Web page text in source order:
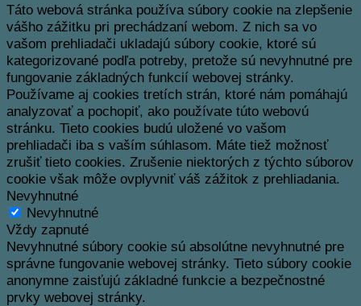
Táto webová stránka používa súbory cookie na zlepšenie
vášho zážitku pri prechádzaní webom. Z nich sa vo
vašom prehliadači ukladajú súbory cookie, ktoré sú
kategorizované podľa potreby, pretože sú nevyhnutné pre
fungovanie základných funkcií webovej stránky.
Používame aj cookies tretích strán, ktoré nám pomáhajú
analyzovať a pochopiť, ako používate túto webovú
stránku. Tieto cookies budú uložené vo vašom
prehliadači iba s vaším súhlasom. Máte tiež možnosť
zrušiť tieto cookies. Zrušenie niektorých z týchto súborov
cookie však môže ovplyvniť váš zážitok z prehliadania.
Nevyhnutné
Nevyhnutné
Vždy zapnuté
Nevyhnutné súbory cookie sú absolútne nevyhnutné pre
správne fungovanie webovej stránky. Tieto súbory cookie
anonymne zaisťujú základné funkcie a bezpečnostné
prvky webovej stránky.